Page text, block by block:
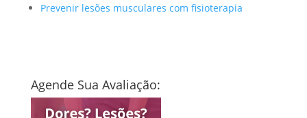
Prevenir lesões musculares com fisioterapia
Agende Sua Avaliação: